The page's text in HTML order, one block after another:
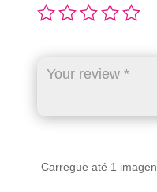
Carregue até 1